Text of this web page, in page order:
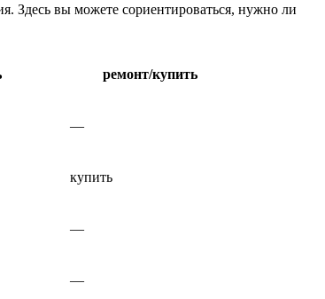
Здесь вы можете сориентироваться, нужно ли
ремонт/купить
—
купить
—
—